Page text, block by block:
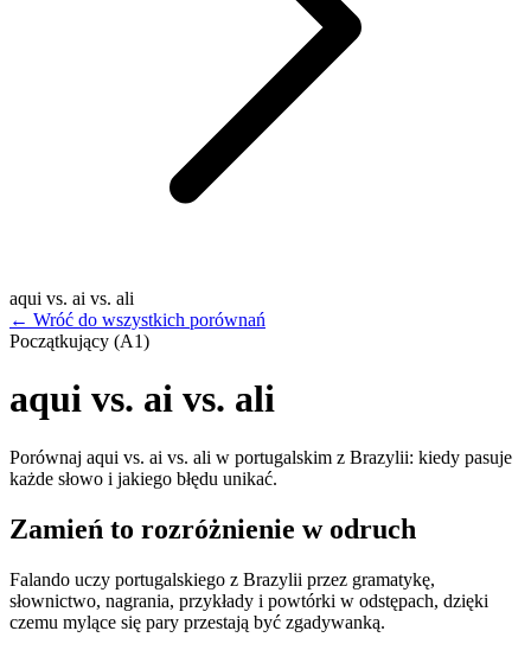
aqui vs. ai vs. ali
← Wróć do wszystkich porównań
Początkujący (A1)
aqui vs. ai vs. ali
Porównaj aqui vs. ai vs. ali w portugalskim z Brazylii: kiedy pasuje
każde słowo i jakiego błędu unikać.
Zamień to rozróżnienie w odruch
Falando uczy portugalskiego z Brazylii przez gramatykę,
słownictwo, nagrania, przykłady i powtórki w odstępach, dzięki
czemu mylące się pary przestają być zgadywanką.